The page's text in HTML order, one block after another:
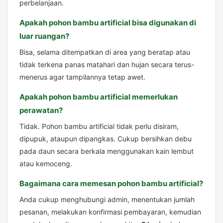
perbelanjaan.
Apakah pohon bambu artificial bisa digunakan di
luar ruangan?
Bisa, selama ditempatkan di area yang beratap atau
tidak terkena panas matahari dan hujan secara terus-
menerus agar tampilannya tetap awet.
Apakah pohon bambu artificial memerlukan
perawatan?
Tidak. Pohon bambu artificial tidak perlu disiram,
dipupuk, ataupun dipangkas. Cukup bersihkan debu
pada daun secara berkala menggunakan kain lembut
atau kemoceng.
Bagaimana cara memesan pohon bambu artificial?
Anda cukup menghubungi admin, menentukan jumlah
pesanan, melakukan konfirmasi pembayaran, kemudian